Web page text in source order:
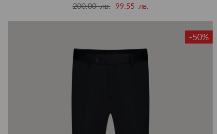
200.00 лв.
99.55 лв.
-50%